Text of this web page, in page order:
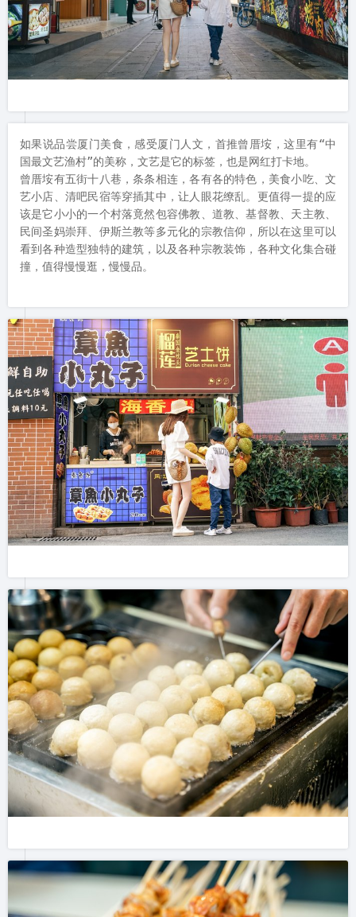
如果说品尝厦门美食，感受厦门人文，首推曾厝垵，这里有“中
国最文艺渔村”的美称，文艺是它的标签，也是网红打卡地。
曾厝垵有五街十八巷，条条相连，各有各的特色，美食小吃、文
艺小店、清吧民宿等穿插其中，让人眼花缭乱。更值得一提的应
该是它小小的一个村落竟然包容佛教、道教、基督教、天主教、
民间圣妈崇拜、伊斯兰教等多元化的宗教信仰，所以在这里可以
看到各种造型独特的建筑，以及各种宗教装饰，各种文化集合碰
撞，值得慢慢逛，慢慢品。